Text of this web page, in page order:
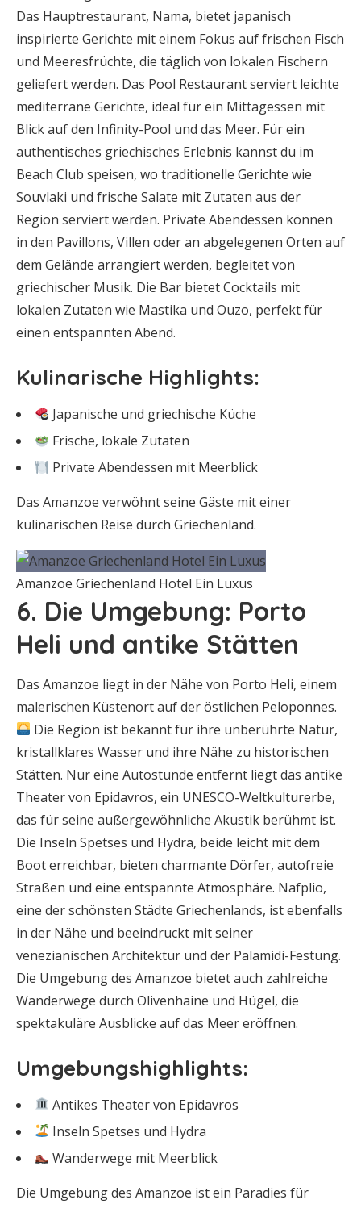
Das Hauptrestaurant, Nama, bietet japanisch
inspirierte Gerichte mit einem Fokus auf frischen Fisch
und Meeresfrüchte, die täglich von lokalen Fischern
geliefert werden. Das Pool Restaurant serviert leichte
mediterrane Gerichte, ideal für ein Mittagessen mit
Blick auf den Infinity-Pool und das Meer. Für ein
authentisches griechisches Erlebnis kannst du im
Beach Club speisen, wo traditionelle Gerichte wie
Souvlaki und frische Salate mit Zutaten aus der
Region serviert werden. Private Abendessen können
in den Pavillons, Villen oder an abgelegenen Orten auf
dem Gelände arrangiert werden, begleitet von
griechischer Musik. Die Bar bietet Cocktails mit
lokalen Zutaten wie Mastika und Ouzo, perfekt für
einen entspannten Abend.
Kulinarische Highlights:
Japanische und griechische Küche
Frische, lokale Zutaten
Private Abendessen mit Meerblick
Das Amanzoe verwöhnt seine Gäste mit einer
kulinarischen Reise durch Griechenland.
Amanzoe Griechenland Hotel Ein Luxus
6. Die Umgebung: Porto
Heli und antike Stätten
Das Amanzoe liegt in der Nähe von Porto Heli, einem
malerischen Küstenort auf der östlichen Peloponnes.
Die Region ist bekannt für ihre unberührte Natur,
kristallklares Wasser und ihre Nähe zu historischen
Stätten. Nur eine Autostunde entfernt liegt das antike
Theater von Epidavros, ein UNESCO-Weltkulturerbe,
das für seine außergewöhnliche Akustik berühmt ist.
Die Inseln Spetses und Hydra, beide leicht mit dem
Boot erreichbar, bieten charmante Dörfer, autofreie
Straßen und eine entspannte Atmosphäre. Nafplio,
eine der schönsten Städte Griechenlands, ist ebenfalls
in der Nähe und beeindruckt mit seiner
venezianischen Architektur und der Palamidi-Festung.
Die Umgebung des Amanzoe bietet auch zahlreiche
Wanderwege durch Olivenhaine und Hügel, die
spektakuläre Ausblicke auf das Meer eröffnen.
Umgebungshighlights:
Antikes Theater von Epidavros
Inseln Spetses und Hydra
Wanderwege mit Meerblick
Die Umgebung des Amanzoe ist ein Paradies für